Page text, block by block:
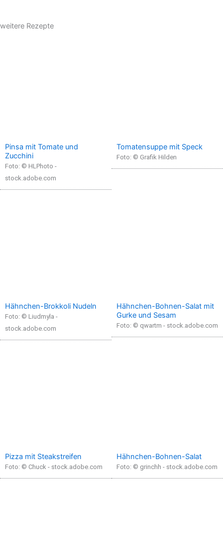
weitere Rezepte
Pinsa mit Tomate und
Zucchini
Foto: © HLPhoto -
stock.adobe.com
Tomatensuppe mit Speck
Foto: © Grafik Hilden
Hähnchen-Brokkoli Nudeln
Foto: © Liudmyla -
stock.adobe.com
Hähnchen-Bohnen-Salat mit
Gurke und Sesam
Foto: © qwartm - stock.adobe.com
Pizza mit Steakstreifen
Foto: © Chuck - stock.adobe.com
Hähnchen-Bohnen-Salat
Foto: © grinchh - stock.adobe.com